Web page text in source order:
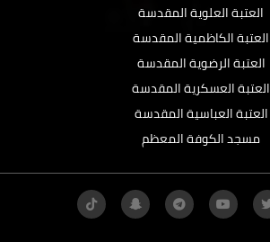
العتبة العلوية المقدسة
العتبة الكاظمية المقدسة
العتبة الرضوية المقدسة
العتبة العسكرية المقدسة
العتبة العباسية المقدسة
مسجد الكوفة المعظم